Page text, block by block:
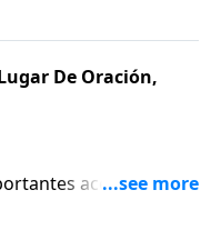
De Oración,
acerca de la
Adrián Rogers